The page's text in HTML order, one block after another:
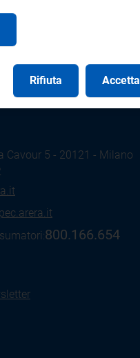
R/com
Cavour 5 - 20121 - Milano
800.166.654
Rifiuta Accetta